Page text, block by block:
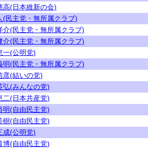
高(日本維新の会)
(民主党・無所属クラブ)
介(民主党・無所属クラブ)
介(民主党・無所属クラブ)
一(公明党)
明(民主党・無所属クラブ)
彦(結いの党)
弘(みんなの党)
二(日本共産党)
明(自由民主党)
樹(自由民主党)
成(公明党)
博(自由民主党)